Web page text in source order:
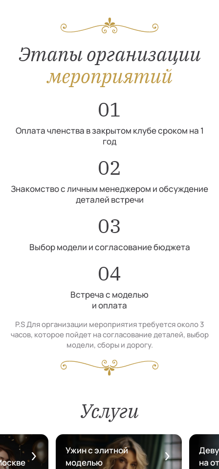
Этапы организации
мероприятий
01
Оплата членства в закрытом клубе сроком на 1
год
02
Знакомство с личным менеджером и обсуждение
деталей встречи
03
Выбор модели и согласование бюджета
04
Встреча с моделью
и оплата
P.S Для организации мероприятия требуется около 3
часов, которое пойдет на согласование деталей, выбор
модели, сборы и дорогу.
Услуги
Ужин с элитной
моделью
на